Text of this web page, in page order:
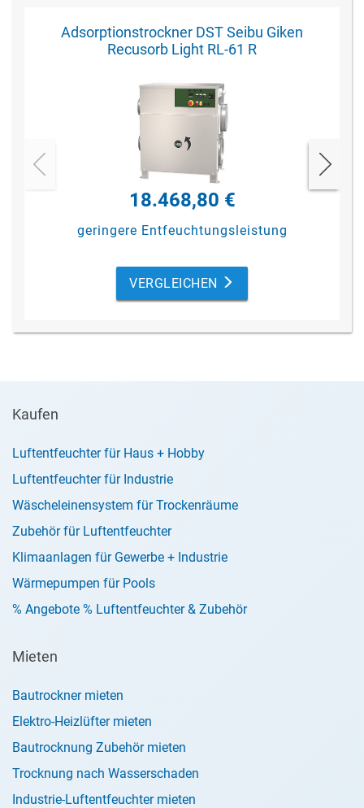
Adsorptionstrockner DST Seibu Giken
Recusorb Light RL-61 R
18.468,80 €
geringere Entfeuchtungsleistung
VERGLEICHEN
Kaufen
Luftentfeuchter für Haus + Hobby
Luftentfeuchter für Industrie
Wäscheleinensystem für Trockenräume
Zubehör für Luftentfeuchter
Klimaanlagen für Gewerbe + Industrie
Wärmepumpen für Pools
% Angebote % Luftentfeuchter & Zubehör
Mieten
Bautrockner mieten
Elektro-Heizlüfter mieten
Bautrocknung Zubehör mieten
Trocknung nach Wasserschaden
Industrie-Luftentfeuchter mieten